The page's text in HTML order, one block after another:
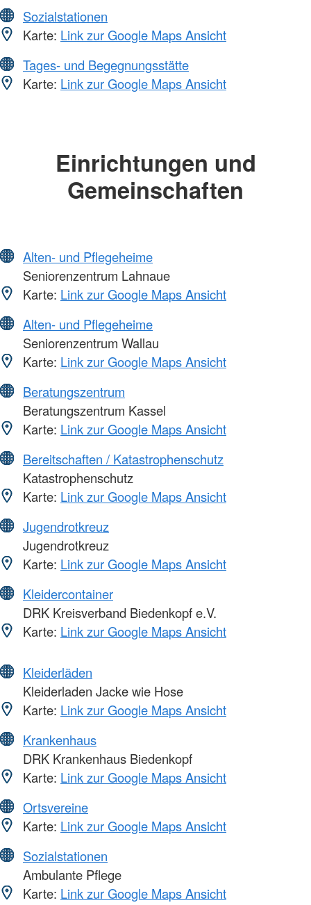
Sozialstationen
Karte: Link zur Google Maps Ansicht
Tages- und Begegnungsstätte
Karte: Link zur Google Maps Ansicht
Einrichtungen und
Gemeinschaften
Alten- und Pflegeheime
Seniorenzentrum Lahnaue
Karte: Link zur Google Maps Ansicht
Alten- und Pflegeheime
Seniorenzentrum Wallau
Karte: Link zur Google Maps Ansicht
Beratungszentrum
Beratungszentrum Kassel
Karte: Link zur Google Maps Ansicht
Bereitschaften / Katastrophenschutz
Katastrophenschutz
Karte: Link zur Google Maps Ansicht
Jugendrotkreuz
Jugendrotkreuz
Karte: Link zur Google Maps Ansicht
Kleidercontainer
DRK Kreisverband Biedenkopf e.V.
Karte: Link zur Google Maps Ansicht
Kleiderläden
Kleiderladen Jacke wie Hose
Karte: Link zur Google Maps Ansicht
Krankenhaus
DRK Krankenhaus Biedenkopf
Karte: Link zur Google Maps Ansicht
Ortsvereine
Karte: Link zur Google Maps Ansicht
Sozialstationen
Ambulante Pflege
Karte: Link zur Google Maps Ansicht